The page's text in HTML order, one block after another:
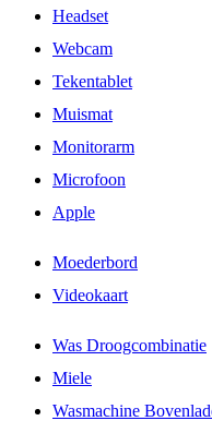
Headset
Webcam
Tekentablet
Muismat
Monitorarm
Microfoon
Apple
Moederbord
Videokaart
Was Droogcombinatie
Miele
Wasmachine